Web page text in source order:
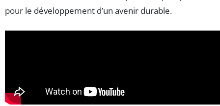
pour le développement d’un avenir durable.